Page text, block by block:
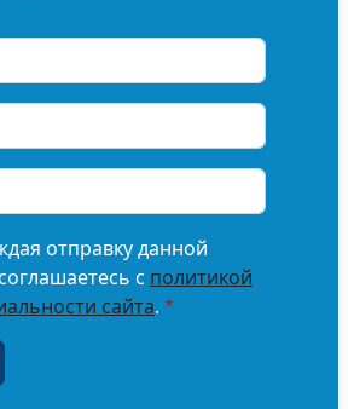
отправку данной
с политикой
сайта.